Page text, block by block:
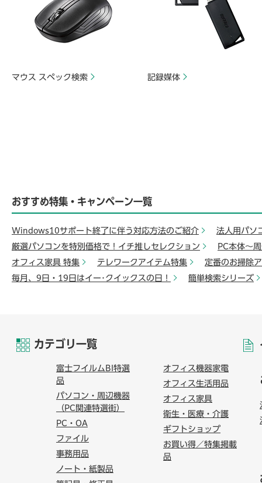
マウス スペック検索 記録媒体
おすすめ特集・キャンペーン一覧
Windows10サポート終了に伴う対応方法のご紹介
法人用パソ
厳選パソコンを特別価格で！イチ推しセレクション
PC本体～
オフィス家具 特集
テレワークアイテム特集
定番のお掃除
毎月、9日・19日はイー･クイックスの日！
簡単検索シリーズ
カテゴリ一覧
富士フイルムBI特選
品
パソコン・周辺機器
（PC関連特選街）
PC・OA
ファイル
事務用品
ノート・紙製品
オフィス機器家電
オフィス生活用品
オフィス家具
衛生・医療・介護
ギフトショップ
お買い得／特集掲載
品